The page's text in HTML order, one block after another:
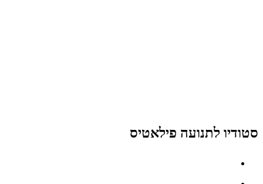
סטודיו לתנועה פילאטיס